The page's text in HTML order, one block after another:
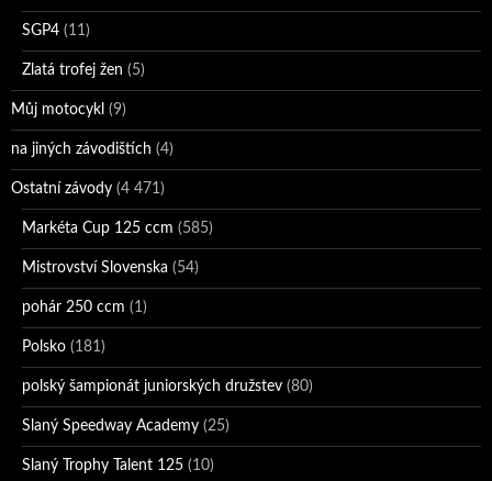
SGP4 (11)
Zlatá trofej žen (5)
Můj motocykl (9)
na jiných závodištích (4)
Ostatní závody (4 471)
Markéta Cup 125 ccm (585)
Mistrovství Slovenska (54)
pohár 250 ccm (1)
Polsko (181)
polský šampionát juniorských družstev (80)
Slaný Speedway Academy (25)
Slaný Trophy Talent 125 (10)